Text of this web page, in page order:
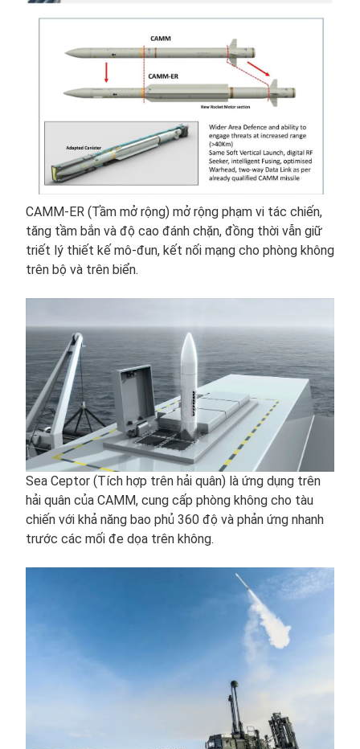
CAMM-ER (Tầm mở rộng) mở rộng phạm vi tác chiến,
tăng tầm bắn và độ cao đánh chặn, đồng thời vẫn giữ
triết lý thiết kế mô-đun, kết nối mạng cho phòng không
trên bộ và trên biển.
Sea Ceptor (Tích hợp trên hải quân) là ứng dụng trên
hải quân của CAMM, cung cấp phòng không cho tàu
chiến với khả năng bao phủ 360 độ và phản ứng nhanh
trước các mối đe dọa trên không.